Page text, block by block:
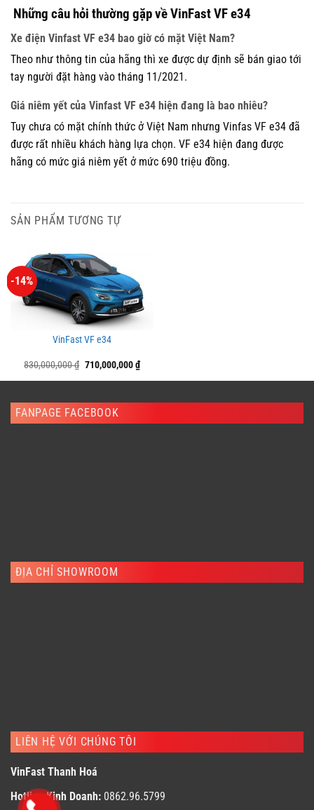
Những câu hỏi thường gặp về VinFast VF e34
Xe điện Vinfast VF e34 bao giờ có mặt Việt Nam?
Theo như thông tin của hãng thì xe được dự định sẽ bán giao tới
tay người đặt hàng vào tháng 11/2021.
Giá niêm yết của Vinfast VF e34 hiện đang là bao nhiêu?
Tuy chưa có mặt chính thức ở Việt Nam nhưng Vinfas VF e34 đã
được rất nhiều khách hàng lựa chọn. VF e34 hiện đang được
hãng có mức giá niêm yết ở mức 690 triệu đồng.
SẢN PHẨM TƯƠNG TỰ
-14%
VinFast VF e34
830,000,000₫ Giá
là:
710,000,000₫Giá
hiện
tại
710,000,000 ₫.
FANPAGE FACEBOOK
ĐỊA CHỈ SHOWROOM
LIÊN HỆ VỚI CHÚNG TÔI
VinFast Thanh Hoá
Hotline Kinh Doanh: 0862.96.5799